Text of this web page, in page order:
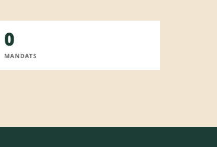
0
MANDATS